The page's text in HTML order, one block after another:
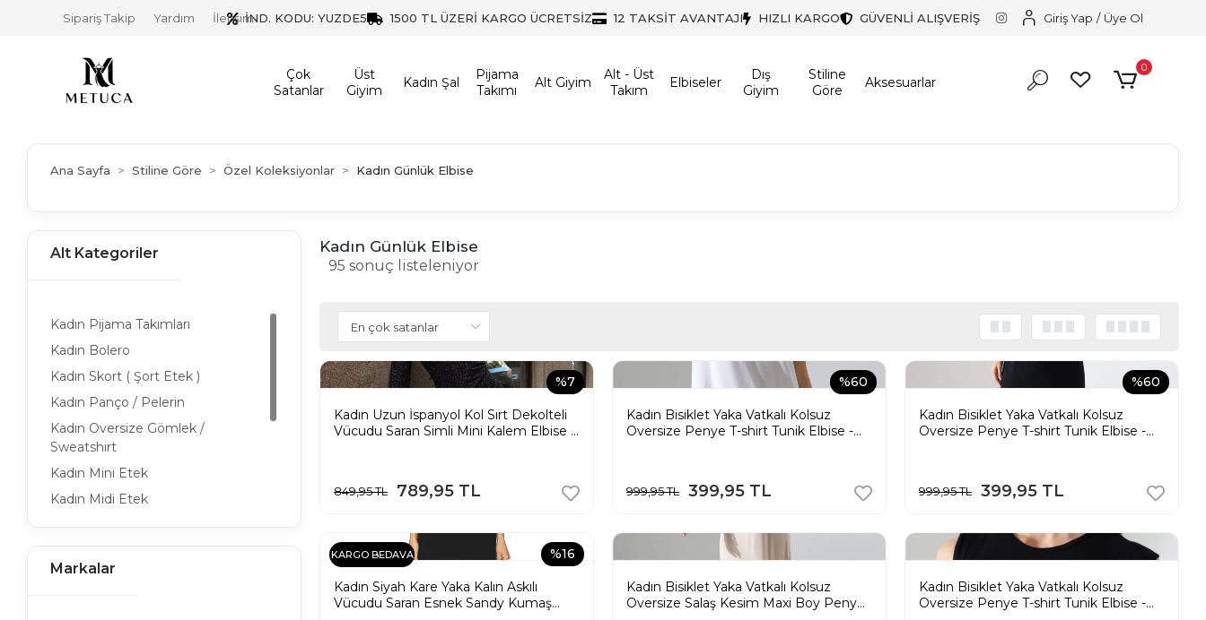
İND. KODU: YUZDE5 1500 TL ÜZERİ KARGO ÜCRETSİZ 12 TAKSİT AVANTAJI HIZLI KARGO GÜVENLİ ALIŞVERİŞ
Sipariş Takip Yardım İletişim Giriş Yap / Üye Ol
Çok
Satanlar
Üst
Giyim
Kadın Şal
Pijama
Takımı
Alt Giyim
Alt - Üst
Takım
Elbiseler
Dış
Giyim
Stiline
Göre
Aksesuarlar
0
Ana Sayfa Stiline Göre Özel Koleksiyonlar Kadın Günlük Elbise
Alt Kategoriler
Kadın Pijama Takımları
Kadın Bolero
Kadın Skort ( Şort Etek )
Kadın Panço / Pelerin
Kadın Oversize Gömlek /
Sweatshirt
Kadın Mini Etek
Kadın Midi Etek
Kadın Günlük Elbise
Markalar
Kadın Günlük Elbise
95 sonuç listeleniyor
%7
Kadın Uzun İspanyol Kol Sırt Dekolteli
Vücudu Saran Simli Mini Kalem Elbise -
849,95 TL 789,95 TL
%60
Kadın Bisiklet Yaka Vatkalı Kolsuz
Oversize Penye T-shirt Tunik Elbise -
999,95 TL 399,95 TL
%60
Kadın Bisiklet Yaka Vatkalı Kolsuz
Oversize Penye T-shirt Tunik Elbise -
999,95 TL 399,95 TL
KARGO BEDAVA %16
Kadın Siyah Kare Yaka Kalın Askılı
Vücudu Saran Esnek Sandy Kumaş
Kadın Bisiklet Yaka Vatkalı Kolsuz
Oversize Salaş Kesim Maxi Boy Penye
Kadın Bisiklet Yaka Vatkalı Kolsuz
Oversize Penye T-shirt Tunik Elbise -